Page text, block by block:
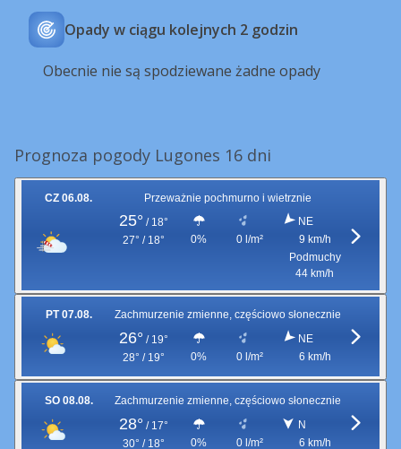
Opady w ciągu kolejnych 2 godzin
Obecnie nie są spodziewane żadne opady
Prognoza pogody Lugones 16 dni
CZ 06.08. Przeważnie pochmurno i wietrznie
25° / 18°
27° / 18°
0% 0 l/m²
NE
9 km/h
Podmuchy
44 km/h
PT 07.08. Zachmurzenie zmienne, częściowo słonecznie
26° / 19°
28° / 19°
0% 0 l/m²
NE
6 km/h
SO 08.08. Zachmurzenie zmienne, częściowo słonecznie
28° / 17°
30° / 18°
0% 0 l/m²
N
6 km/h